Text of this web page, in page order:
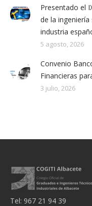
Presentado el
de la
industria
5 agosto, 2026
Convenio
Financieras
3 julio, 2026
Tel: 967 21 94 39